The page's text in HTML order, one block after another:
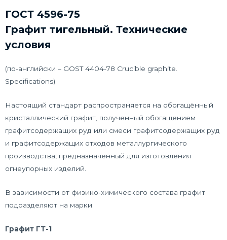
ГОСТ 4596-75
Графит тигельный. Технические
условия
(по-английски – GOST 4404-78 Crucible graphite.
Specifications).
Настоящий стандарт распространяется на обогащённый
кристаллический графит, полученный обогащением
графитсодержащих руд или смеси графитсодержащих руд
и графитсодержащих отходов металлургического
производства, предназначенный для изготовления
огнеупорных изделий.
В зависимости от физико-химического состава графит
подразделяют на марки:
Графит ГТ-1